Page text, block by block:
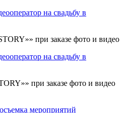
на свадьбу в
при заказе фото и видео
на свадьбу в
при заказе фото и видео
мероприятий